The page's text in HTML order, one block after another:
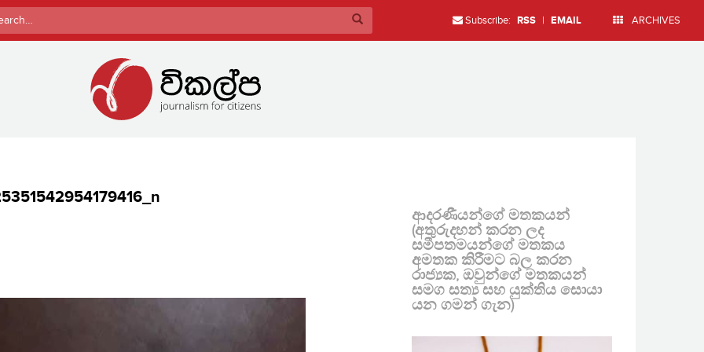
Subscribe: RSS | EMAIL ARCHIVES
ආදරණීයන්ගේ මතකයන්
(අතුරුදහන් කරන ලද
සමීපතමයන්ගේ මතකය
අමතක කිරීමට බල කරන
රාජ්‍යක, ඔවුන්ගේ මතකයන්
සමග සත්‍ය සහ යුක්තිය සොයා
යන ගමන් ගැන)